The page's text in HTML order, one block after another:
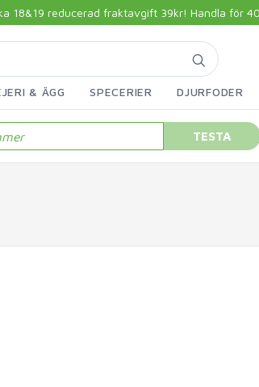
18&19 reducerad fraktavgift 39kr! Handla för
& ÄGG SPECERIER DJURFODER
TESTA